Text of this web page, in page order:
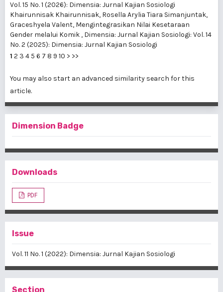
Vol. 15 No. 1 (2026): Dimensia: Jurnal Kajian Sosiologi
Khairunnisak Khairunnisak, Rosella Arylia Tiara Simanjuntak,
Graceshyela Valent, Mengintegrasikan Nilai Kesetaraan
Gender melalui Komik , Dimensia: Jurnal Kajian Sosiologi: Vol. 14
No. 2 (2025): Dimensia: Jurnal Kajian Sosiologi
1 2 3 4 5 6 7 8 9 10 > >>
You may also start an advanced similarity search for this
article.
Dimension Badge
Downloads
PDF
Issue
Vol. 11 No. 1 (2022): Dimensia: Jurnal Kajian Sosiologi
Section